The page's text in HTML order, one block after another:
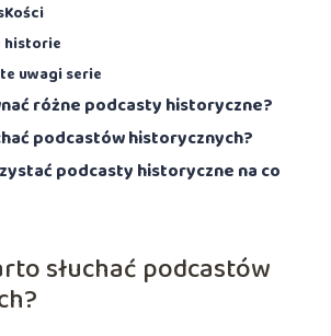
historie
uwagi serie
różne podcasty historyczne?
podcastów historycznych?
podcasty historyczne na co
słuchać podcastów